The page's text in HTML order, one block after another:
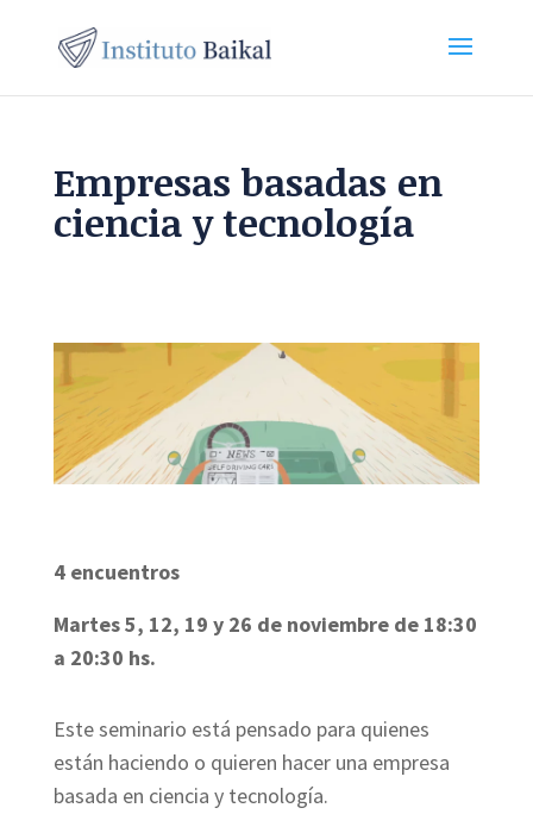
Empresas basadas en
ciencia y tecnología
4 encuentros
Martes 5, 12, 19 y 26 de noviembre de 18:30
a 20:30 hs.
Este seminario está pensado para quienes
están haciendo o quieren hacer una empresa
basada en ciencia y tecnología.